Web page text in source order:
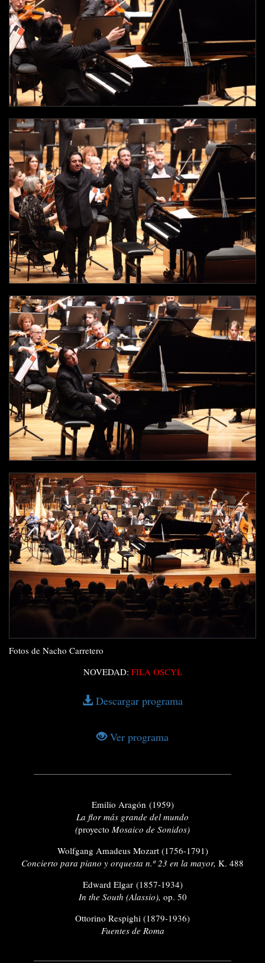
Fotos de Nacho Carretero
NOVEDAD: FILA OSCYL
Descargar programa
Ver programa
Emilio Aragón (1959)
La flor más grande del mundo
(proyecto Mosaico de Sonidos)
Wolfgang Amadeus Mozart (1756-1791)
Concierto para piano y orquesta n.º 23 en la mayor, K. 488
Edward Elgar (1857-1934)
In the South (Alassio), op. 50
Ottorino Respighi (1879-1936)
Fuentes de Roma